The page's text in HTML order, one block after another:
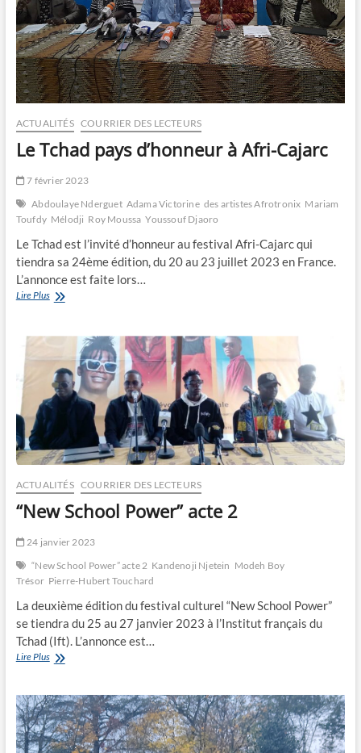
ACTUALITÉS COURRIER DES LECTEURS
Le Tchad pays d’honneur à Afri-Cajarc
7 février 2023
Abdoulaye Nderguet Adama Victorine des artistes Afrotronix Mariam
Toufdy Mélodji Roy Moussa Youssouf Djaoro
Le Tchad est l’invité d’honneur au festival Afri-Cajarc qui
tiendra sa 24ème édition, du 20 au 23 juillet 2023 en France.
L’annonce est faite lors…
Lire PlusLe
d’honneur
Afri-
Cajarc
ACTUALITÉS COURRIER DES LECTEURS
“New School Power” acte 2
24 janvier 2023
“New School Power” acte 2 Kandenoji Njetein Modeh Boy
Trésor Pierre-Hubert Touchard
La deuxième édition du festival culturel “New School Power”
se tiendra du 25 au 27 janvier 2023 à l’Institut français du
Tchad (Ift). L’annonce est…
Lire Plus“New
acte
2